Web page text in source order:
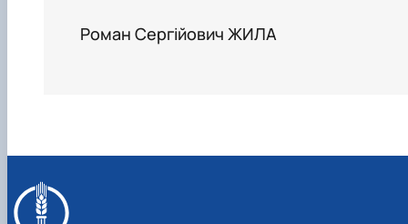
Роман Сергійович ЖИЛА